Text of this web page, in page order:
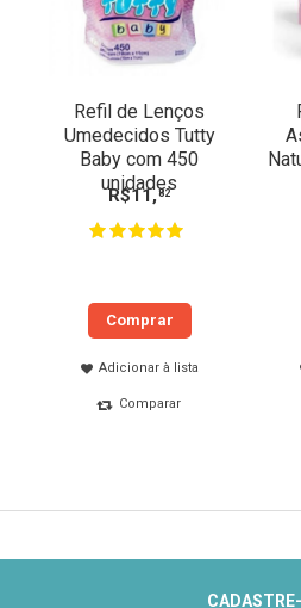
Refil de Lenços
Umedecidos Tutty
Baby com 450
unidades
R$11,82
Comprar
Adicionar à lista
Comparar